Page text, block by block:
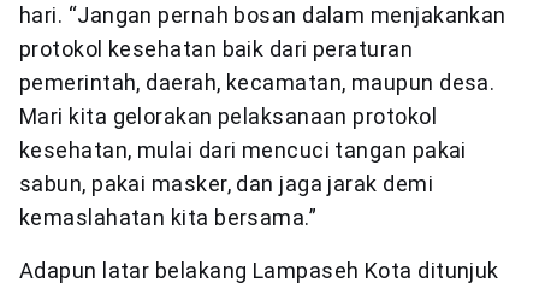
hari. “Jangan pernah bosan dalam menjakankan
protokol kesehatan baik dari peraturan
pemerintah, daerah, kecamatan, maupun desa.
Mari kita gelorakan pelaksanaan protokol
kesehatan, mulai dari mencuci tangan pakai
sabun, pakai masker, dan jaga jarak demi
kemaslahatan kita bersama.”
Adapun latar belakang Lampaseh Kota ditunjuk